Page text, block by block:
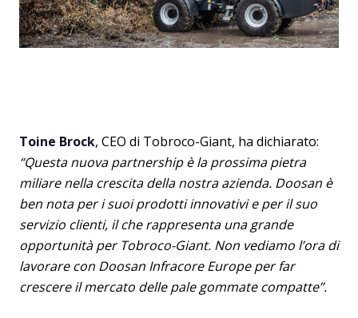
Toine Brock, CEO di Tobroco-Giant, ha dichiarato:
“Questa nuova partnership è la prossima pietra
miliare nella crescita della nostra azienda. Doosan è
ben nota per i suoi prodotti innovativi e per il suo
servizio clienti, il che rappresenta una grande
opportunità per Tobroco-Giant. Non vediamo l’ora di
lavorare con Doosan Infracore Europe per far
crescere il mercato delle pale gommate compatte”.